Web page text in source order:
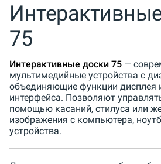
75
Интерактивные доски 75 —
мультимедийные устройства с
объединяющие функции дисплея
интерфейса. Позволяют
помощью касаний, стилуса или
изображения с компьютера,
устройства.